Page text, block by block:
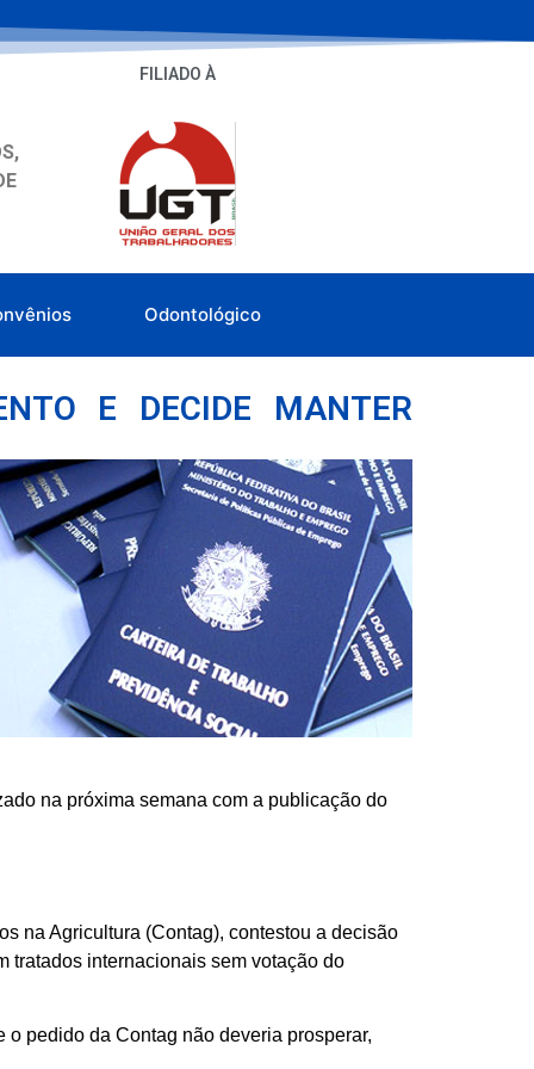
FILIADO À
Odontológico
E DECIDE MANTER
na próxima semana com a publicação do
na Agricultura (Contag), contestou a decisão
tratados internacionais sem votação do
pedido da Contag não deveria prosperar,